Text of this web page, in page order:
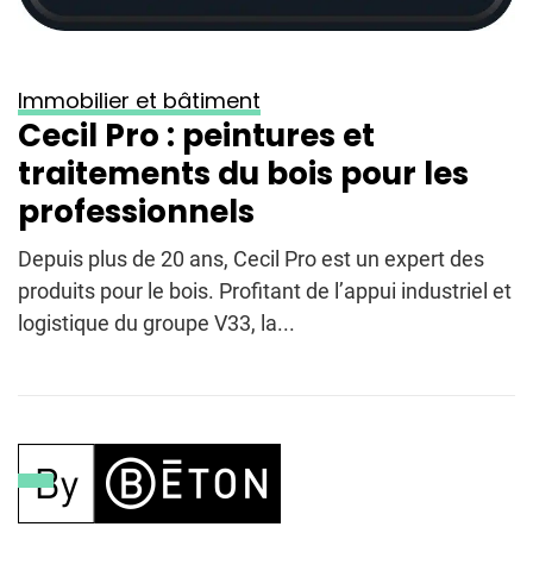
Immobilier et bâtiment
Cecil Pro : peintures et
traitements du bois pour les
professionnels
Depuis plus de 20 ans, Cecil Pro est un expert des
produits pour le bois. Profitant de l’appui industriel et
logistique du groupe V33, la...